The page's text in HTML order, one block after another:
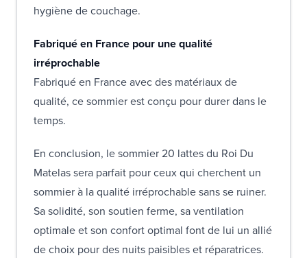
hygiène de couchage.
Fabriqué en France pour une qualité
irréprochable
Fabriqué en France avec des matériaux de
qualité, ce sommier est conçu pour durer dans le
temps.
En conclusion, le sommier 20 lattes du Roi Du
Matelas sera parfait pour ceux qui cherchent un
sommier à la qualité irréprochable sans se ruiner.
Sa solidité, son soutien ferme, sa ventilation
optimale et son confort optimal font de lui un allié
de choix pour des nuits paisibles et réparatrices.